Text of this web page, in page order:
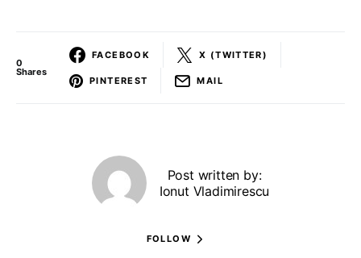
0
Shares
FACEBOOK X (TWITTER)
PINTEREST MAIL
Post written by:
Ionut Vladimirescu
FOLLOW